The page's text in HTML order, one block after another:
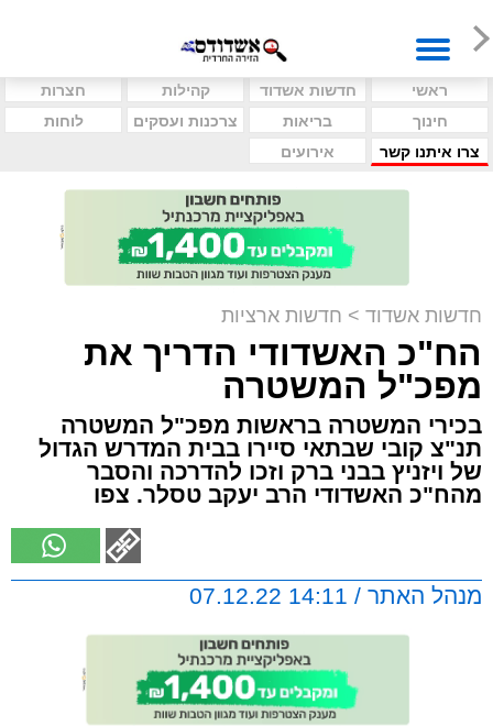
ראשי חדשות אשדוד קהילות
חצרות
חינוך
בריאות צרכנות ועסקים
לוחות
צרו איתנו קשר
אירועים
חדשות אשדוד > חדשות ארציות
הח"כ האשדודי הדריך את
מפכ"ל המשטרה
בכירי המשטרה בראשות מפכ"ל המשטרה
תנ"צ קובי שבתאי סיירו בבית המדרש הגדול
של ויזניץ בבני ברק וזכו להדרכה והסבר
מהח"כ האשדודי הרב יעקב טסלר. צפו
מנהל האתר / 14:11 07.12.22